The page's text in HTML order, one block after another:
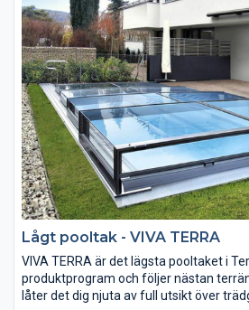
Lågt pooltak - VIVA TERRA
VIVA TERRA är det lägsta pooltaket i
produktprogram och följer nästan
låter det dig njuta av full utsikt över